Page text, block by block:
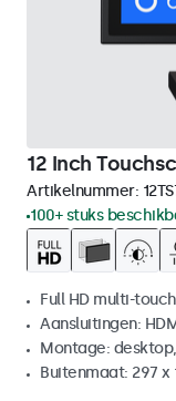
12 Inch
Artikelnummer:
100+ stuks
Full HD multi-
Aansluitingen:
Montage:
Buitenmaat: 297 x